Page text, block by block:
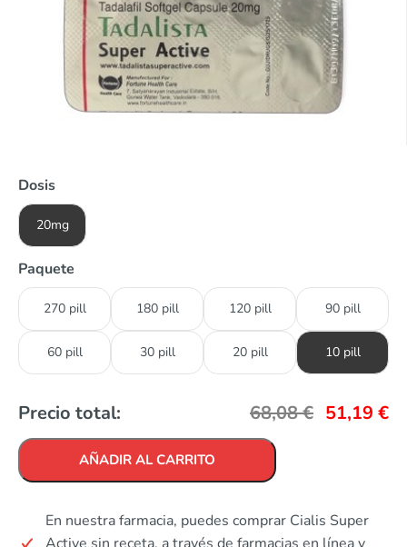
Dosis
20mg
Paquete
270 pill 180 pill 120 pill 90 pill
60 pill 30 pill 20 pill 10 pill
Precio total: 68,08€ 51,19 €
AÑADIR AL CARRITO
En nuestra farmacia, puedes comprar Cialis Super